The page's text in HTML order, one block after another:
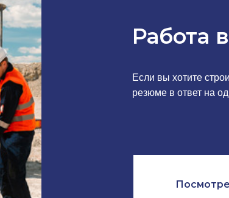
Работа
Если вы хотите
резюме в ответ на